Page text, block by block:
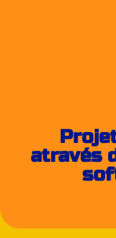
através